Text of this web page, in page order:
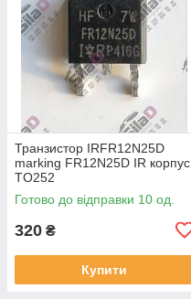
Транзистор IRFR12N25D
marking FR12N25D IR корпус
TO252
Готово до відправки 10 од.
320 ₴
Купити